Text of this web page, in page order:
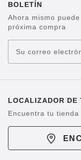
BOLETÍN
Ahora mismo
próxima compra
Su correo
LOCALIZADOR DE
Encuentra tu tienda